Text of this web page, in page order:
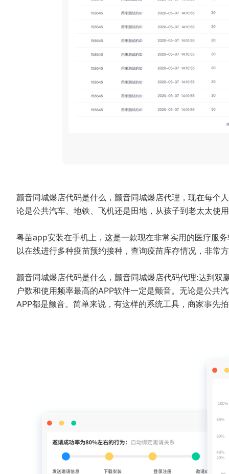
颤音同城爆店代码是什么，颤音同城爆店代理，现在每个
论是公共汽车、地铁、飞机还是田地，从孩子到老太太使
粤苗app安装在手机上，这是一款现在非常实用的医疗服
以在线进行多种疫苗预约接种，查询疫苗库存情况，非常
颤音同城爆店代码是什么，颤音同城爆店代码代理:达到
户数和使用频率最高的APP软件一定是颤音。无论是公共
APP都是颤音。简单来说，有这样的系统工具，商家事先